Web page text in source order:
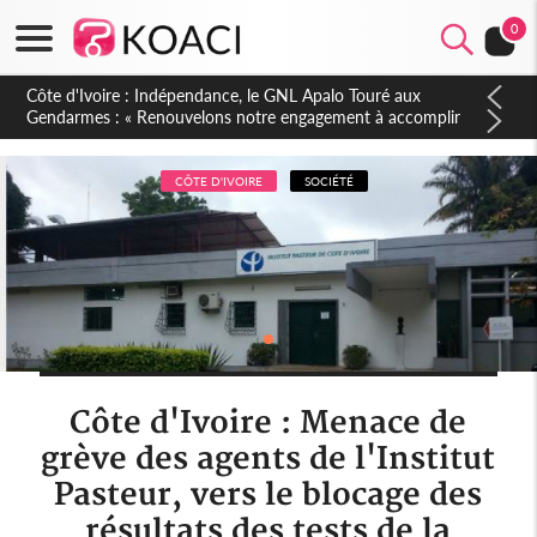
0
Sierra Leone : Un projet de réforme constitutionnelle en
gestation, points clés des amendements, un exclu d'avance
CÔTE D'IVOIRE SOCIÉTÉ
Côte d'Ivoire : Menace de
grève des agents de l'Institut
Pasteur, vers le blocage des